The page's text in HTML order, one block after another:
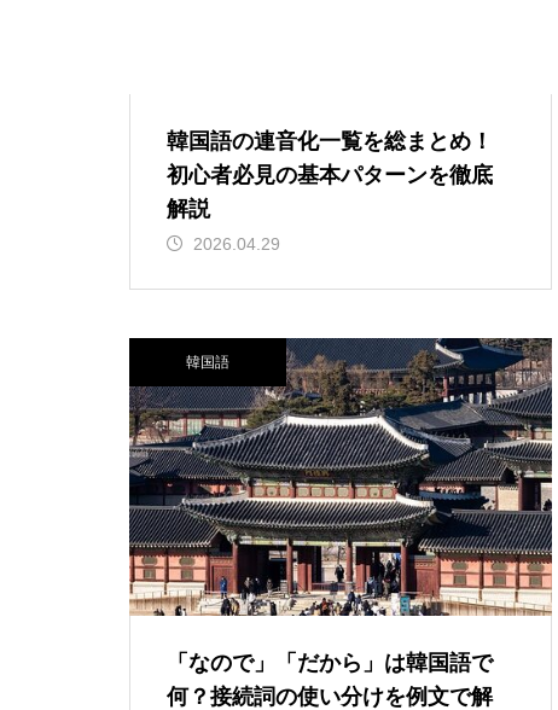
韓国語の連音化一覧を総まとめ！
初心者必見の基本パターンを徹底
解説
2026.04.29
韓国語
「なので」「だから」は韓国語で
何？接続詞の使い分けを例文で解